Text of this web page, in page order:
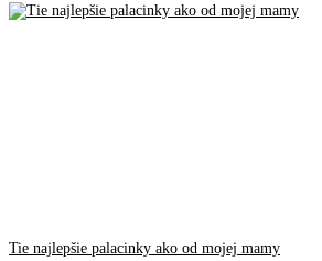
Tie najlepšie palacinky ako od mojej mamy